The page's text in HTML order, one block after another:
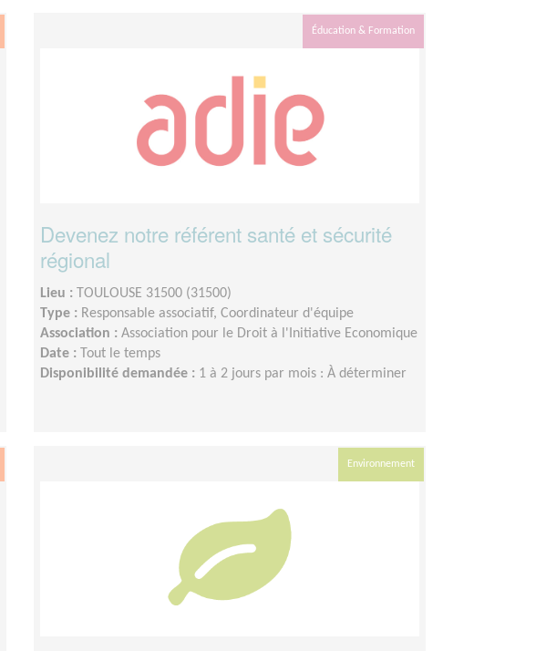
Éducation & Formation
Devenez notre référent santé et sécurité
régional
Lieu :
TOULOUSE 31500 (31500)
Type : Responsable associatif, Coordinateur d'équipe
Association : Association pour le Droit à l'Initiative Economique
Date :
Tout le temps
Disponibilité demandée : 1 à 2 jours par mois : À déterminer
Environnement